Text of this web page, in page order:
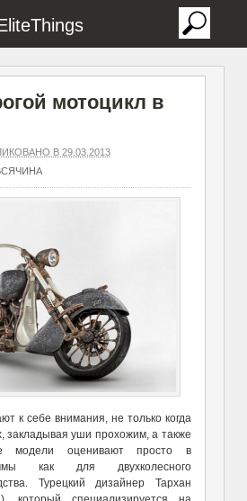
мотоцикл в
В 29.03.2013
к себе внимания, не только когда
закладывая уши прохожим, а также
модели оценивают просто в
как для двухколесного
Турецкий дизайнер Тархан